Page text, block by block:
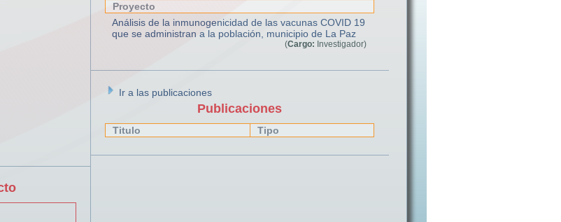
Proyecto
Análisis de la inmunogenicidad de las vacunas COVID 19
que se administran a la población, municipio de La Paz
(Cargo: Investigador)
Ir a las publicaciones
Publicaciones
Titulo Tipo